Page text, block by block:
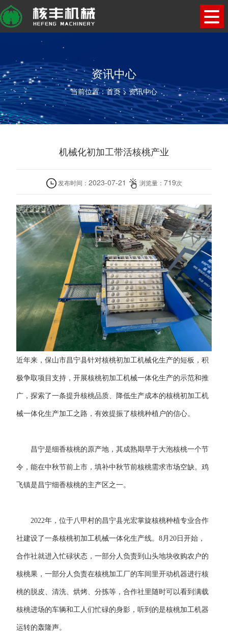
资讯中心
当前位置：首页>资讯中心
机械化初加工带活核桃产业
发布时间： 2023-07-21 浏览量： 719次
近年来，保山市昌宁县针对核桃初加工机械化生产的短板，积
极争取项目支持，开展核桃初加工机械一体化生产的示范和推
广，探索了一条提升核桃品质、降低生产成本的核桃初加工机
械一体化生产加工之路，有效提振了核桃种植户的信心。
昌宁是细香核桃的原产地，其成熟期早于大泡核桃一个节
令，能在中秋节前上市，填补中秋节前核桃需求市场空缺。鸡
飞镇是昌宁细香核桃的主产区之一。
2022年，位于八甲村的昌宁县光宏掌旋核桃种植专业合作
社建设了一条核桃初加工机械一体化生产线。8月20日开始，
合作社就进入忙碌状态，一部分人负责到山头地块收购农户的
核桃果，一部分人负责在核桃加工厂的车间里开动机器进行核
桃的脱皮、清洗、烘烤、分拣等，合作社里随时可以看到满载
核桃进场的车辆和工人们忙碌的身影，听到的是核桃加工机器
运转的轰隆声。